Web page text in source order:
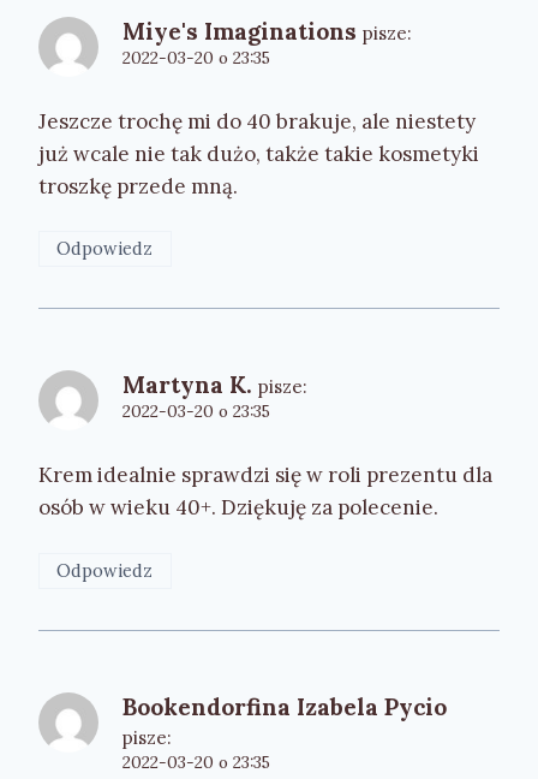
Miye's Imaginations pisze:
2022-03-20 o 23:35
Jeszcze trochę mi do 40 brakuje, ale niestety
już wcale nie tak dużo, także takie kosmetyki
troszkę przede mną.
Odpowiedz
Martyna K. pisze:
2022-03-20 o 23:35
Krem idealnie sprawdzi się w roli prezentu dla
osób w wieku 40+. Dziękuję za polecenie.
Odpowiedz
Bookendorfina Izabela Pycio
pisze:
2022-03-20 o 23:35